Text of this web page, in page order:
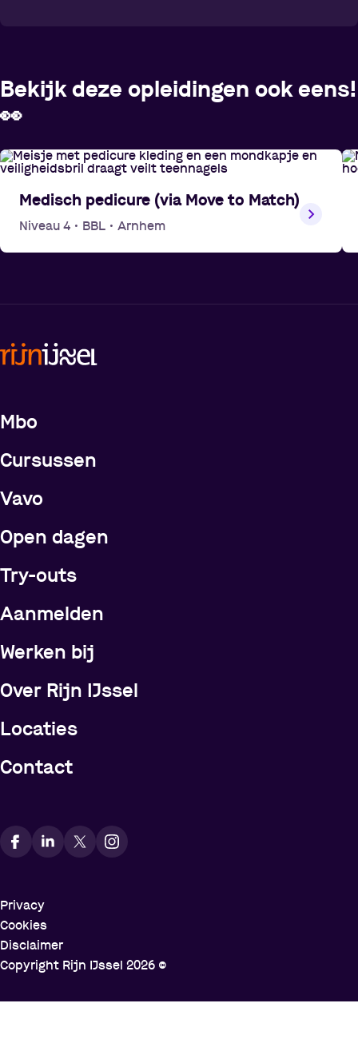
Bekijk deze opleidingen ook eens!
👀
Medisch pedicure (via Move to Match)
Niveau 4 • BBL • Arnhem
Meer over de opleidingen
Mbo
Cursussen
Vavo
Open dagen
Try-outs
Meer over Rijn IJssel
Aanmelden
Werken bij
Over Rijn IJssel
Locaties
Contact
Vindt ons op social media
Privacy
Cookies
Disclaimer
Copyright Rijn IJssel 2026 ©